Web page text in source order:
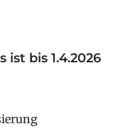
ist bis 1.4.2026